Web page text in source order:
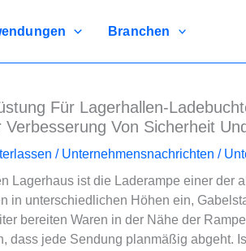
Branchen
Für Lagerhallen-
Verbesserung Von Sicherheit
/ Unternehmensnachrichten /
Lagerhaus ist die Laderampe einer der
in unterschiedlichen Höhen ein,
bereiten Waren in der Nähe der
dass jede Sendung planmäßig abgeht.